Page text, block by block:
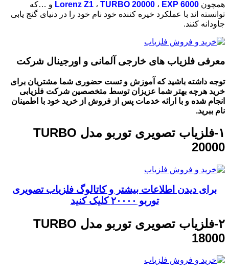
همچون
Lorenz Z1 ، TURBO 20000 ، EXP 6000
و …که
توانسته اند با عملکرد خیره کننده خود نام خود را در دنیای گنج یابی
جاودانه کنند.
معرفی فلزیاب های خارجی آلمانی و اورجینال شرکت
توجه داشته باشید که آموزش و تست حضوری شما مشتریان برای
خرید هرچه بهتر شما عزیزانتوسط متخصصین شرکت فلزیابی
انجام شده و با ارائه خدمات پس از فروش از خرید خود با اطمینان
نام ببرید.
۱-فلزیاب تصویری توربو مدل TURBO
20000
برای دیدن اطلاعات بیشتر و کاتالوگ فلزیاب تصویری
توربو ۲۰۰۰۰ کلیک کنید
۲-فلزیاب تصویری توربو مدل TURBO
18000